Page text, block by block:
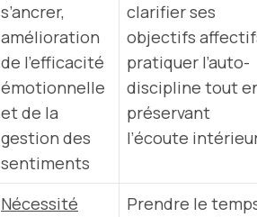
s’ancrer,
amélioration
de l’efficacité
émotionnelle
et de la
gestion des
sentiments
clarifier ses
objectifs
pratiquer l’auto-
discipline tout
préservant
l’écoute
Nécessité
Prendre le